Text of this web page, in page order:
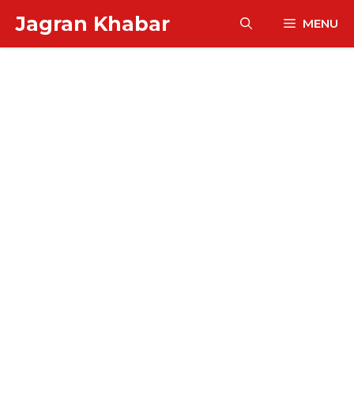
content
Jagran Khabar MENU